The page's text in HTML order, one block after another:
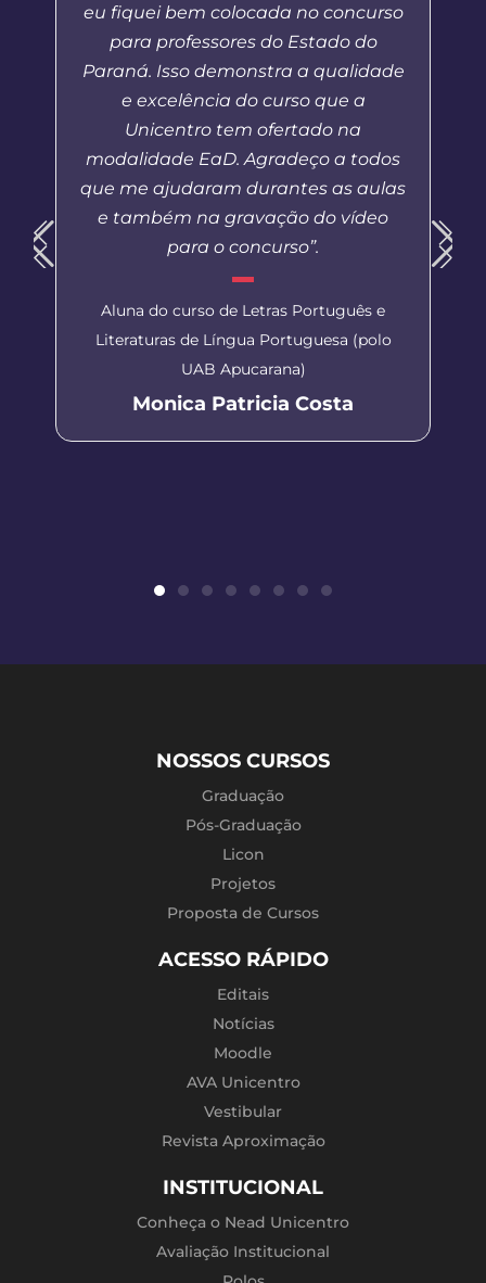
eu fiquei bem colocada no concurso
para professores do Estado do
Paraná. Isso demonstra a qualidade
e excelência do curso que a
Unicentro tem ofertado na
modalidade EaD. Agradeço a todos
que me ajudaram durantes as aulas
e também na gravação do vídeo
para o concurso”.
Aluna do curso de Letras Português e
Literaturas de Língua Portuguesa (polo
UAB Apucarana)
Monica Patricia Costa
NOSSOS CURSOS
Graduação
Pós-Graduação
Licon
Projetos
Proposta de Cursos
ACESSO RÁPIDO
Editais
Notícias
Moodle
AVA Unicentro
Vestibular
Revista Aproximação
INSTITUCIONAL
Conheça o Nead Unicentro
Avaliação Institucional